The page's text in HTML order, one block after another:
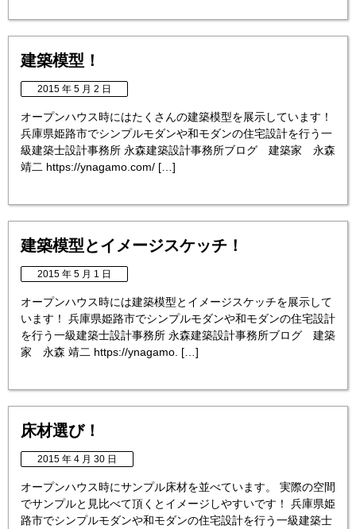
建築模型！
2015 年 5 月 2 日
オープンハウス時にはたくさんの建築模型を展示しています！
兵庫県姫路市でシンプルモダンや和モダンの住宅設計を行う一
級建築士設計事務所 永森建築設計事務所ブログ 建築家 永森
靖二 https://ynagamo.com/ […]
建築模型とイメージスケッチ！
2015 年 5 月 1 日
オープンハウス時には建築模型とイメージスケッチを展示して
います！ 兵庫県姫路市でシンプルモダンや和モダンの住宅設計
を行う一級建築士設計事務所 永森建築設計事務所ブログ 建築
家 永森 靖二 https://ynagamo. […]
床材選び！
2015 年 4 月 30 日
オープンハウス時にサンプル床材を並べています。 実際の空間
でサンプルと見比べて頂くとイメージしやすいです！ 兵庫県姫
路市でシンプルモダンや和モダンの住宅設計を行う一級建築士